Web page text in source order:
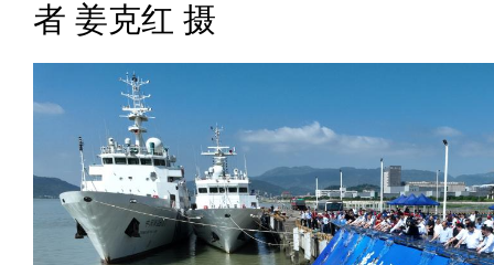
者 姜克红 摄